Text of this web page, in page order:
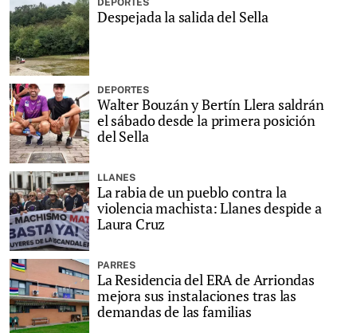
DEPORTES
Despejada la salida del Sella
DEPORTES
Walter Bouzán y Bertín Llera saldrán
el sábado desde la primera posición
del Sella
LLANES
La rabia de un pueblo contra la
violencia machista: Llanes despide a
Laura Cruz
PARRES
La Residencia del ERA de Arriondas
mejora sus instalaciones tras las
demandas de las familias